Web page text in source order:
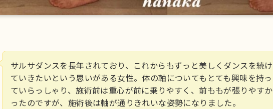
サルサダンスを長年されており、これからもずっと美しくダンスを続け
ていきたいという思いがある女性。体の軸についてもとても興味を持っ
ていらっしゃり、施術前は重心が前に乗りやすく、前ももが張りやすか
ったのですが、施術後は軸が通りきれいな姿勢になりました。